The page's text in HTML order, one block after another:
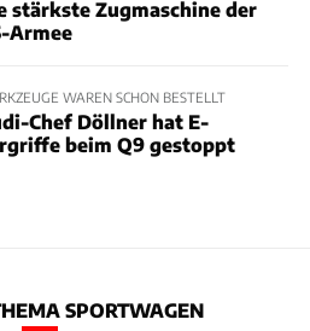
stärkste Zugmaschine der
Armee
WAREN SCHON BESTELLT
Chef Döllner hat E-
beim Q9 gestoppt
SPORTWAGEN